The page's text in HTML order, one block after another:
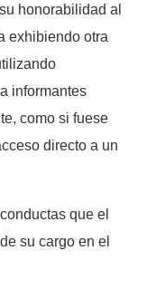
honorabilidad al
exhibiendo otra
informantes
como si fuese
directo a un
que el
su cargo en el